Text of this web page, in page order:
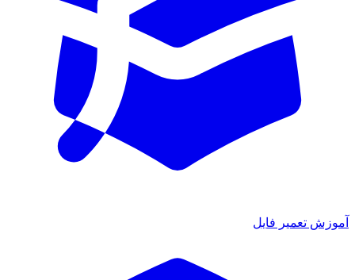
آموزش تعمیر فایل